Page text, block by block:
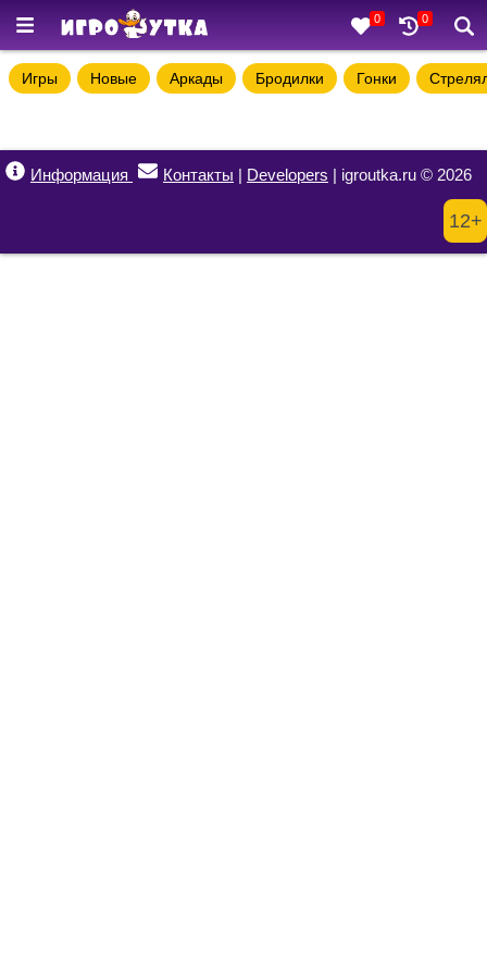
0 0
Игры Новые Аркады Бродилки Гонки
Информация Контакты | Developers | igroutka.ru © 2026
12+